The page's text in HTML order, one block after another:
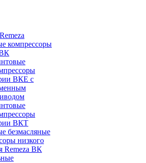
компрессоры
ВКЕ с
ВКТ
безмасляные
низкого
Remeza ВК